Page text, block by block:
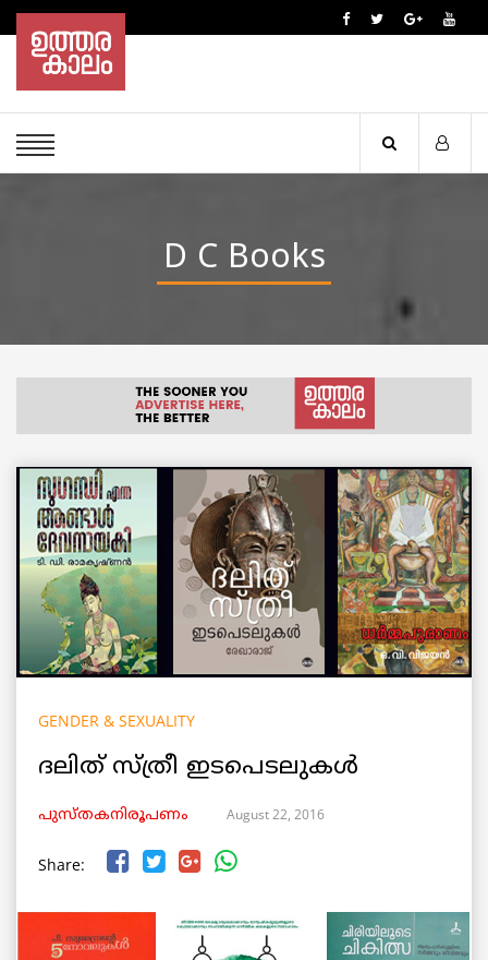
D C Books
GENDER & SEXUALITY
ദലിത് സ്ത്രീ ഇടപെടലുകള്‍
പുസ്തകനിരൂപണം August 22, 2016
Share: